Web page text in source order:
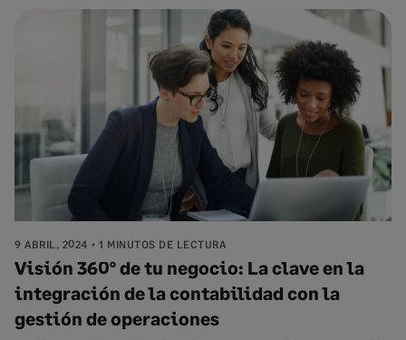
9 ABRIL, 2024 1 MINUTOS DE LECTURA
Visión 360° de tu negocio: La clave en la
integración de la contabilidad con la
gestión de operaciones